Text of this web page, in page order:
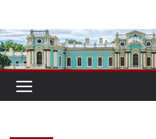
вмісту